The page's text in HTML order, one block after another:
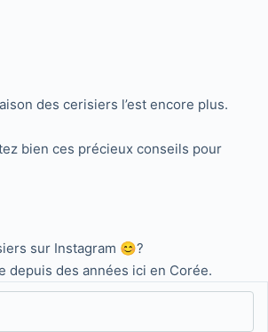
des cerisiers l’est encore plus.
bien ces précieux conseils pour
sur Instagram 😊?
depuis des années ici en Corée.